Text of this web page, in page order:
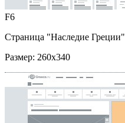
F6
Страница "Наследие Греции"
Размер: 260x340